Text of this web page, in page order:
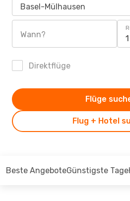
Basel-Mülhausen
Wann?
Direktflüge
Flug + Hotel
Flüge
Beste AngeboteGünstigste Tage